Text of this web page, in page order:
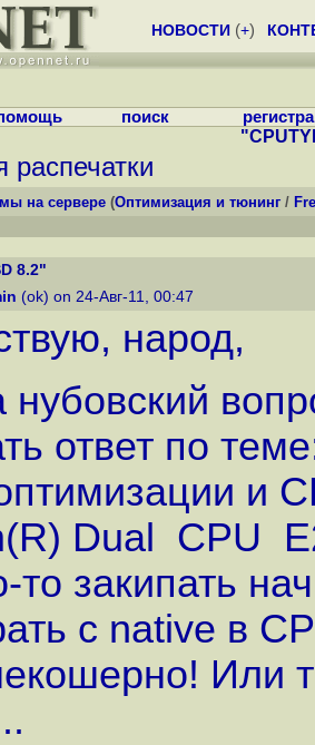
НОВОСТИ (+)
поиск
распечатки
на сервере (Оптимизация и тюнинг /
8.2"
(ok) on 24-Авг-11, 00:47
народ,
ответ по
и
Dual CPU
то закипать
с native в
Или